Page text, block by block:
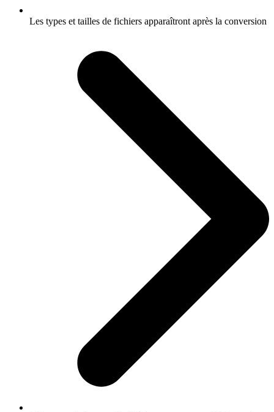
Les types et tailles de fichiers apparaîtront après la conversion